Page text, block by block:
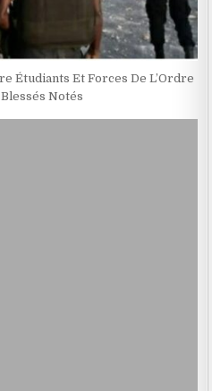
Étudiants Et Forces De L’Ordre
Notés